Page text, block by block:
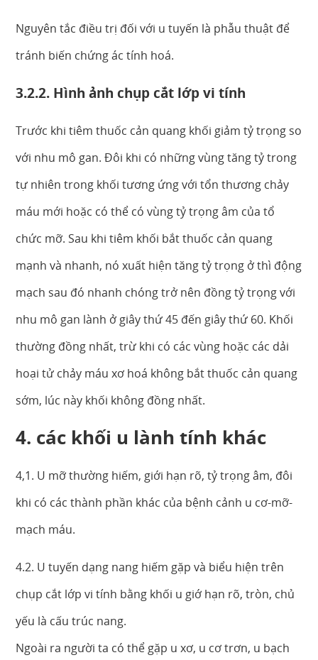
Nguyên tắc điều trị đối với u tuyến là phẫu thuật để
tránh biến chứng ác tính hoá.
3.2.2. Hình ảnh chụp cắt lớp vi tính
Trước khi tiêm thuốc cản quang khối giảm tỷ trọng so
với nhu mô gan. Đôi khi có những vùng tăng tỷ trong
tự nhiên trong khối tương ứng với tổn thương chảy
máu mới hoặc có thể có vùng tỷ trọng âm của tổ
chức mỡ. Sau khi tiêm khối bắt thuốc cản quang
mạnh và nhanh, nó xuất hiện tăng tỷ trọng ở thì động
mạch sau đó nhanh chóng trở nên đồng tỷ trọng với
nhu mô gan lành ở giây thứ 45 đến giây thứ 60. Khối
thường đồng nhất, trừ khi có các vùng hoặc các dải
hoại tử chảy máu xơ hoá không bắt thuốc cản quang
sớm, lúc này khối không đồng nhất.
4. các khối u lành tính khác
4,1. U mỡ thường hiếm, giới hạn rõ, tỷ trọng âm, đôi
khi có các thành phần khác của bệnh cảnh u cơ-mỡ-
mạch máu.
4.2. U tuyến dạng nang hiếm gặp và biểu hiện trên
chụp cắt lớp vi tính bằng khối u giớ hạn rõ, tròn, chủ
yếu là cấu trúc nang.
Ngoài ra người ta có thể gặp u xơ, u cơ trơn, u bạch